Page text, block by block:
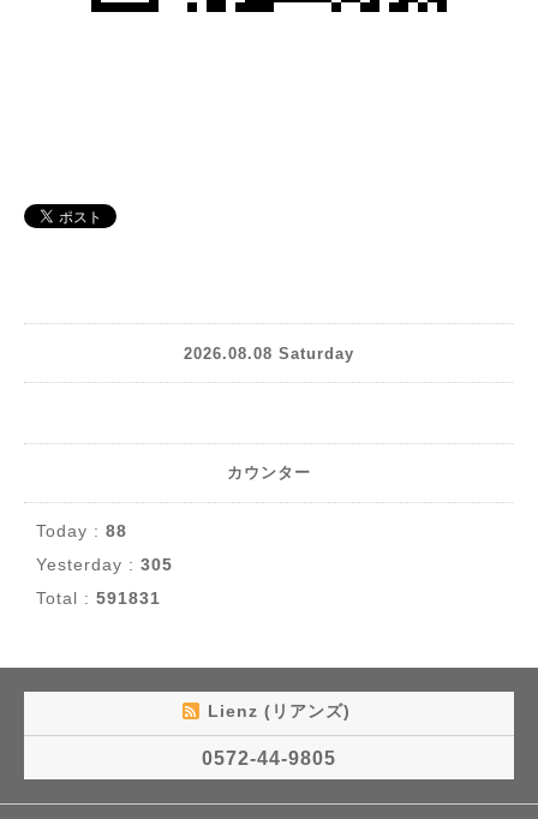
2026.08.08 Saturday
カウンター
Today : 88
Yesterday : 305
Total : 591831
Lienz (リアンズ)
0572-44-9805